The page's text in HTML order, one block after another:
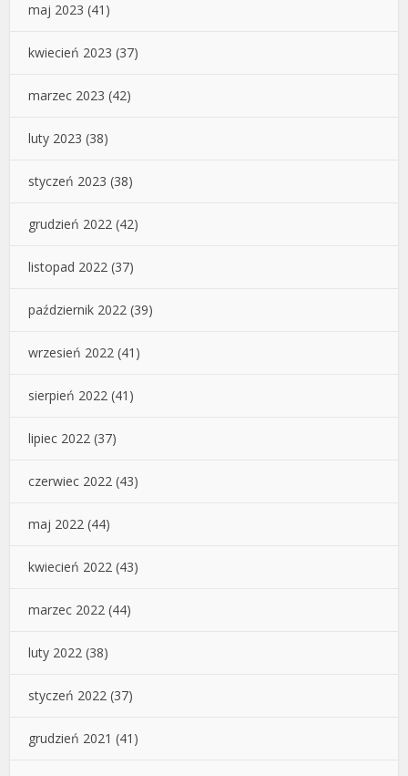
maj 2023 (41)
kwiecień 2023 (37)
marzec 2023 (42)
luty 2023 (38)
styczeń 2023 (38)
grudzień 2022 (42)
listopad 2022 (37)
październik 2022 (39)
wrzesień 2022 (41)
sierpień 2022 (41)
lipiec 2022 (37)
czerwiec 2022 (43)
maj 2022 (44)
kwiecień 2022 (43)
marzec 2022 (44)
luty 2022 (38)
styczeń 2022 (37)
grudzień 2021 (41)